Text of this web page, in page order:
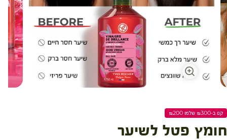
קנו ב-₪300 שלמו ₪200
חומץ פטל לשיער